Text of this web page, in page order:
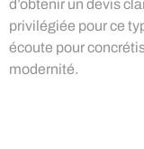
d’obtenir un devis
privilégiée pour ce
écoute pour
modernité.